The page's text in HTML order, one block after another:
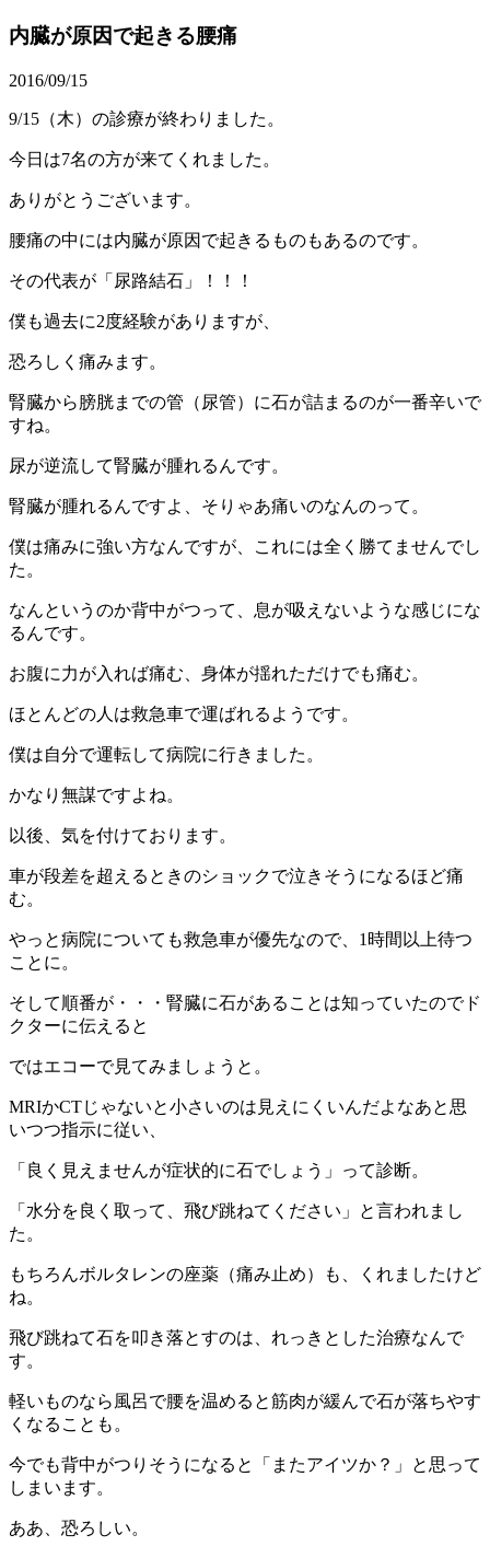
内臓が原因で起きる腰痛
2016/09/15
9/15（木）の診療が終わりました。
今日は7名の方が来てくれました。
ありがとうございます。
腰痛の中には内臓が原因で起きるものもあるのです。
その代表が「尿路結石」！！！
僕も過去に2度経験がありますが、
恐ろしく痛みます。
腎臓から膀胱までの管（尿管）に石が詰まるのが一番辛いで
すね。
尿が逆流して腎臓が腫れるんです。
腎臓が腫れるんですよ、そりゃあ痛いのなんのって。
僕は痛みに強い方なんですが、これには全く勝てませんでし
た。
なんというのか背中がつって、息が吸えないような感じにな
るんです。
お腹に力が入れば痛む、身体が揺れただけでも痛む。
ほとんどの人は救急車で運ばれるようです。
僕は自分で運転して病院に行きました。
かなり無謀ですよね。
以後、気を付けております。
車が段差を超えるときのショックで泣きそうになるほど痛
む。
やっと病院についても救急車が優先なので、1時間以上待つ
ことに。
そして順番が・・・腎臓に石があることは知っていたのでド
クターに伝えると
ではエコーで見てみましょうと。
MRIかCTじゃないと小さいのは見えにくいんだよなあと思
いつつ指示に従い、
「良く見えませんが症状的に石でしょう」って診断。
「水分を良く取って、飛び跳ねてください」と言われまし
た。
もちろんボルタレンの座薬（痛み止め）も、くれましたけど
ね。
飛び跳ねて石を叩き落とすのは、れっきとした治療なんで
す。
軽いものなら風呂で腰を温めると筋肉が緩んで石が落ちやす
くなることも。
今でも背中がつりそうになると「またアイツか？」と思って
しまいます。
ああ、恐ろしい。